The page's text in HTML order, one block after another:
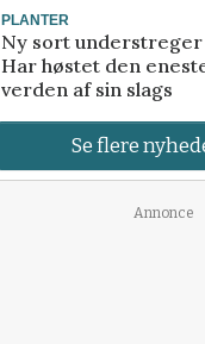
PLANTER
Ny sort
Har høstet den
verden af sin slags
Se flere
Annonce